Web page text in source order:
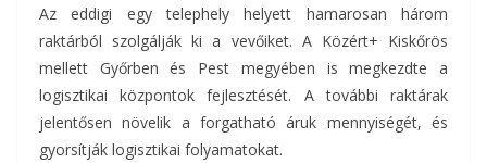
Az eddigi egy telephely helyett hamarosan három
raktárból szolgálják ki a vevőiket. A Közért+ Kiskőrös
mellett Győrben és Pest megyében is megkezdte a
logisztikai központok fejlesztését. A további raktárak
jelentősen növelik a forgatható áruk mennyiségét, és
gyorsítják logisztikai folyamatokat.